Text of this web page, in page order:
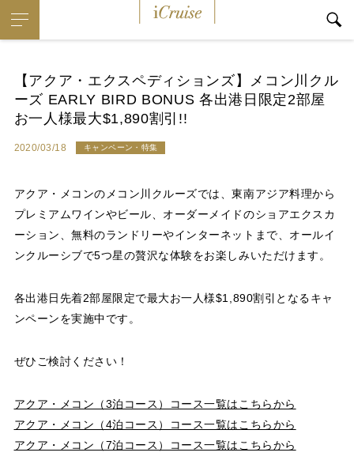
【アクア・エクスペディションズ】メコン川クル
ーズ EARLY BIRD BONUS 各出港日限定2部屋
お一人様最大$1,890割引!!
2020/03/18 キャンペーン・特集
アクア・メコンのメコン川クルーズでは、東南アジア料理から
プレミアムワインやビール、オーダーメイドのショアエクスカ
ーション、無料のランドリーやインターネットまで、オールイ
ンクルーシブで5つ星の贅沢な体験をお楽しみいただけます。
各出港日先着2部屋限定で最大お一人様$1,890割引となるキャ
ンペーンを実施中です。
ぜひご検討ください！
アクア・メコン（3泊コース）コース一覧はこちらから
アクア・メコン（4泊コース）コース一覧はこちらから
アクア・メコン（7泊コース）コース一覧はこちらから